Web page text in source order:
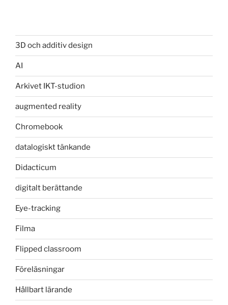
3D och additiv design
AI
Arkivet IKT-studion
augmented reality
Chromebook
datalogiskt tänkande
Didacticum
digitalt berättande
Eye-tracking
Filma
Flipped classroom
Föreläsningar
Hållbart lärande